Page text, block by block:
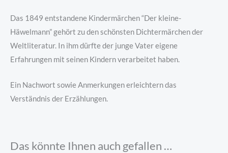
Das 1849 entstandene Kindermärchen “Der kleine-
Häwelmann” gehört zu den schönsten Dichtermärchen der
Weltliteratur. In ihm dürfte der junge Vater eigene
Erfahrungen mit seinen Kindern verarbeitet haben.
Ein Nachwort sowie Anmerkungen erleichtern das
Verständnis der Erzählungen.
Das könnte Ihnen auch gefallen …